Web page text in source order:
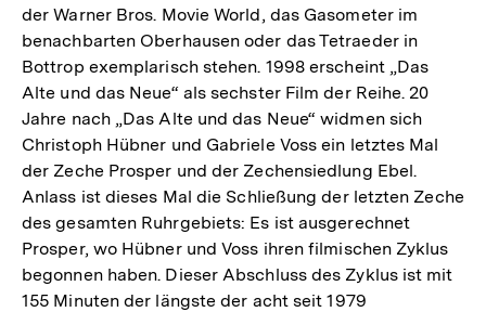
der Warner Bros. Movie World, das Gasometer im
benachbarten Oberhausen oder das Tetraeder in
Bottrop exemplarisch stehen. 1998 erscheint „Das
Alte und das Neue“ als sechster Film der Reihe. 20
Jahre nach „Das Alte und das Neue“ widmen sich
Christoph Hübner und Gabriele Voss ein letztes Mal
der Zeche Prosper und der Zechensiedlung Ebel.
Anlass ist dieses Mal die Schließung der letzten Zeche
des gesamten Ruhrgebiets: Es ist ausgerechnet
Prosper, wo Hübner und Voss ihren filmischen Zyklus
begonnen haben. Dieser Abschluss des Zyklus ist mit
155 Minuten der längste der acht seit 1979